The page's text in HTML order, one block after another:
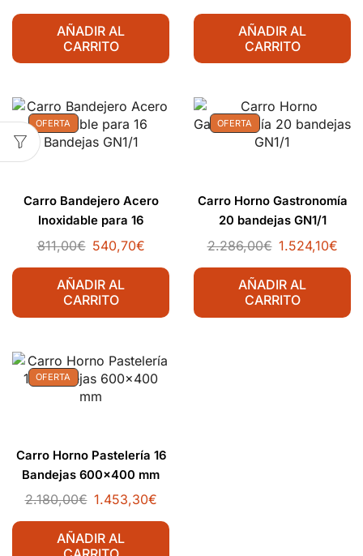
AÑADIR AL
CARRITO
AÑADIR AL
CARRITO
OFERTA
Carro Bandejero Acero
Inoxidable para 16
Bandejas GN1/1
811,00€ 540,70€
AÑADIR AL
CARRITO
OFERTA
Carro Horno Gastronomía
20 bandejas GN1/1
2.286,00€ 1.524,10€
AÑADIR AL
CARRITO
OFERTA
Carro Horno Pastelería 16
Bandejas 600×400 mm
2.180,00€ 1.453,30€
AÑADIR AL